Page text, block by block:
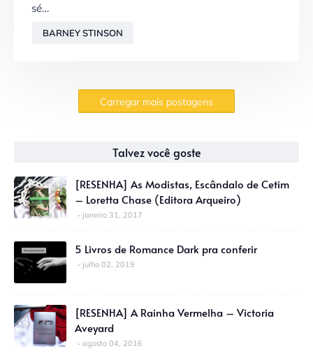
sé…
BARNEY STINSON
Carregar mais postagens
Talvez você goste
[RESENHA] As Modistas, Escândalo de Cetim
– Loretta Chase (Editora Arqueiro)
janeiro 31, 2017
5 Livros de Romance Dark pra conferir
julho 02, 2019
[RESENHA] A Rainha Vermelha – Victoria
Aveyard
agosto 04, 2016